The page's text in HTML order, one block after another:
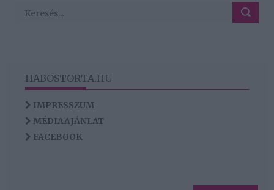
HABOSTORTA.HU
IMPRESSZUM
MÉDIAAJÁNLAT
FACEBOOK